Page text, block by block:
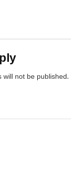
will not be published.